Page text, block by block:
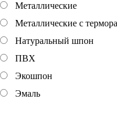
Металлические
Металлические с
Натуральный шпон
ПВХ
Экошпон
Эмаль